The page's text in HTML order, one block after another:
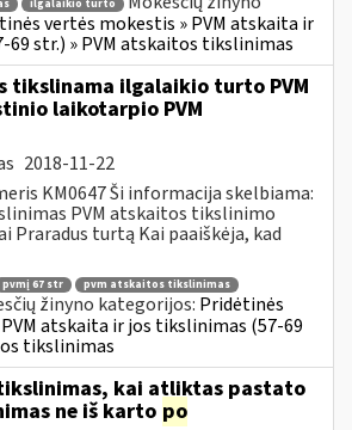
ilgalaikio turto
vertės mokestis » PVM atskaita ir
str.) » PVM atskaitos tikslinimas
tikslinama ilgalaikio turto PVM
laikotarpio PVM
2018-11-22
KM0647 Ši informacija skelbiama:
PVM atskaitos tikslinimo
Praradus turtą Kai paaiškėja, kad
pvmį 67 str
pvm atskaitos tikslinimas
žinyno kategorijos: Pridėtinės
atskaita ir jos tikslinimas (57-69
tikslinimas
kai atliktas pastato
ne iš karto po